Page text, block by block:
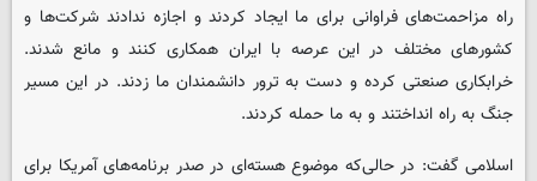
راه مزاحمت‌های فراوانی برای ما ایجاد کردند و اجازه ندادند شرکت‌ها و
کشورهای مختلف در این عرصه با ایران همکاری کنند و مانع شدند.
خرابکاری صنعتی کرده و دست به ترور دانشمندان ما زدند. در این مسیر
جنگ به راه انداختند و به ما حمله کردند.
اسلامی گفت: در حالی‌که موضوع هسته‌ای در صدر برنامه‌های آمریکا برای